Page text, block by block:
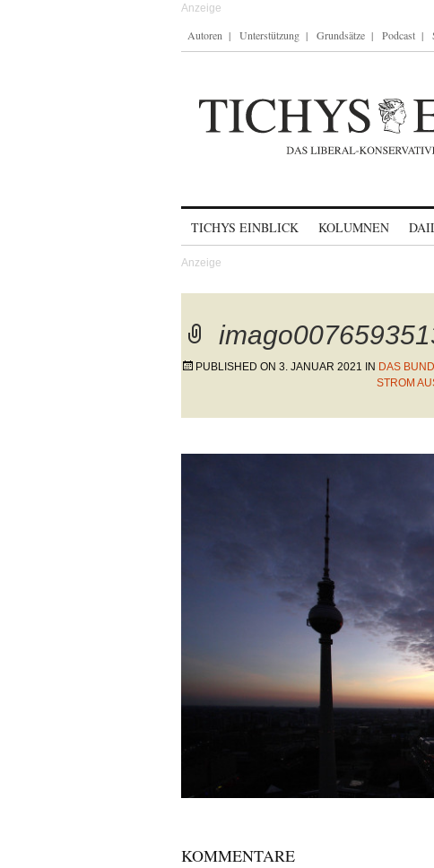
Autoren Unterstützung Grundsätze Podcast
TICHYS EINBLICK KOLUMNEN
PUBLISHED ON 3. JANUAR 2021 IN DAS
STROM
KOMMENTARE